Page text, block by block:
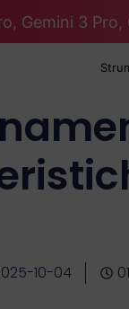
Gemini 3
10-04